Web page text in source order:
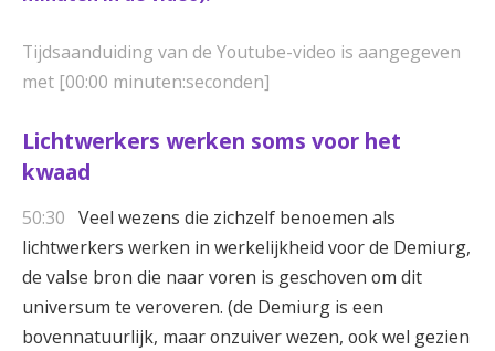
Tijdsaanduiding van de Youtube-video is aangegeven
met [00:00 minuten:seconden]
Lichtwerkers werken soms voor het
kwaad
50:30 Veel wezens die zichzelf benoemen als
lichtwerkers werken in werkelijkheid voor de Demiurg,
de valse bron die naar voren is geschoven om dit
universum te veroveren. (de Demiurg is een
bovennatuurlijk, maar onzuiver wezen, ook wel gezien